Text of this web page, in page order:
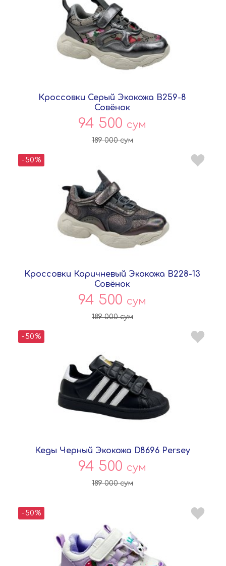
Кроссовки Серый Экокожа B259-8
Совёнок
94 500 сум
189 000сум
-50%
Кроссовки Коричневый Экокожа B228-13
Совёнок
94 500 сум
189 000сум
-50%
Кеды Черный Экокожа D8696 Persey
94 500 сум
189 000сум
-50%